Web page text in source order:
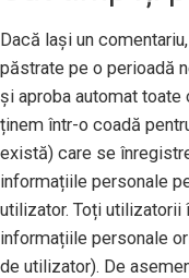
Dacă lași un
păstrate pe o perioadă
și aproba automat
ținem într-o coadă
există) care se
informațiile personale
utilizator. Toți utilizatorii
informațiile personale
de utilizator). De